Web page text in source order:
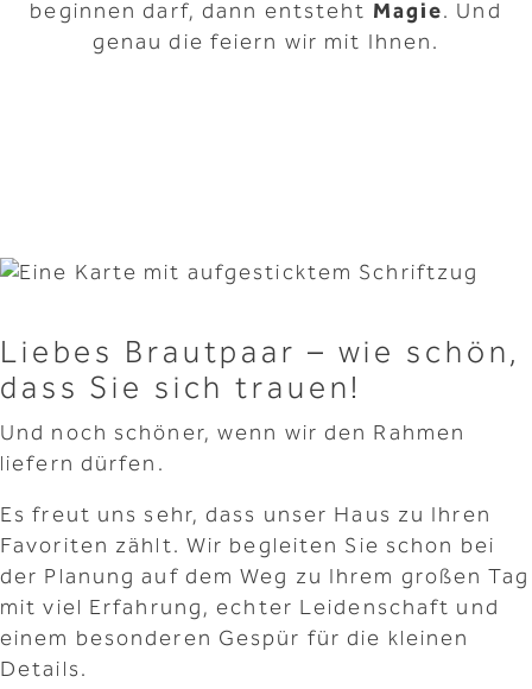
beginnen darf, dann entsteht Magie. Und
genau die feiern wir mit Ihnen.
Liebes Brautpaar – wie schön,
dass Sie sich trauen!
Und noch schöner, wenn wir den Rahmen
liefern dürfen.
Es freut uns sehr, dass unser Haus zu Ihren
Favoriten zählt. Wir begleiten Sie schon bei
der Planung auf dem Weg zu Ihrem großen Tag
mit viel Erfahrung, echter Leidenschaft und
einem besonderen Gespür für die kleinen
Details.